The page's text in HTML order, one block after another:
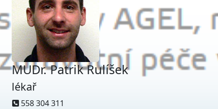
MUDr. Patrik Rulíšek
lékař
558 304 311